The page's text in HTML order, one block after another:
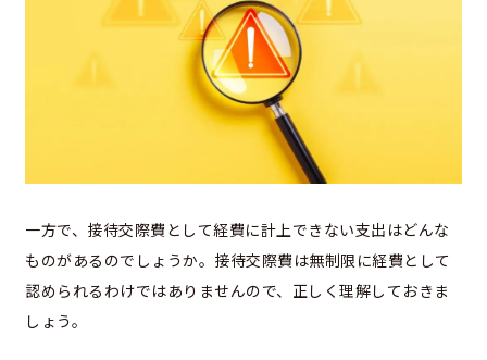
一方で、接待交際費として経費に計上できない支出はどんな
ものがあるのでしょうか。接待交際費は無制限に経費として
認められるわけではありませんので、正しく理解しておきま
しょう。